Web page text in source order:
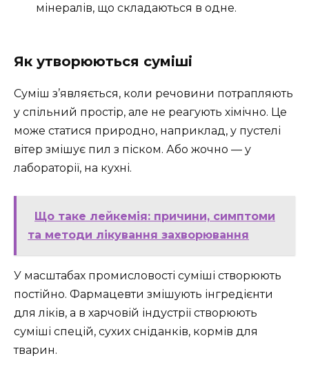
мінералів, що складаються в одне.
Як утворюються суміші
Суміш з’являється, коли речовини потрапляють
у спільний простір, але не реагують хімічно. Це
може статися природно, наприклад, у пустелі
вітер змішує пил з піском. Або жочно — у
лабораторії, на кухні.
Що таке лейкемія: причини, симптоми
та методи лікування захворювання
У масштабах промисловості суміші створюють
постійно. Фармацевти змішують інгредієнти
для ліків, а в харчовій індустрії створюють
суміші спецій, сухих сніданків, кормів для
тварин.